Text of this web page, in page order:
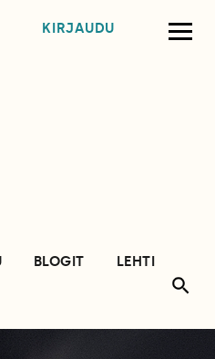
KIRJAUDU
BLOGIT
LEHTI